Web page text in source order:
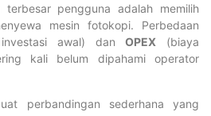
terbesar pengguna adalah memilih
mesin fotokopi. Perbedaan
awal) danOPEX (biaya
kali belum dipahami operator
perbandingan sederhana yang